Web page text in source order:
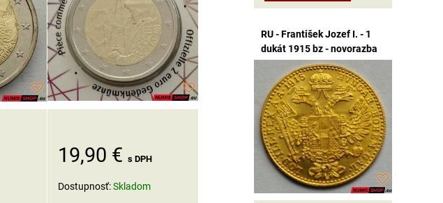
19,90 €s DPH
Dostupnosť:Skladom
RU - František Jozef I. - 1
dukát 1915 bz - novorazba